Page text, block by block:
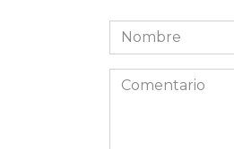
Nombre
Comentario